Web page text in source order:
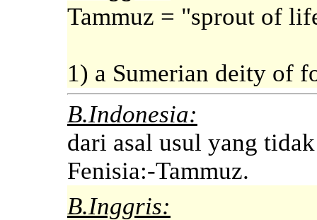
Tammuz = "sprout of
1) a Sumerian deity of
B.Indonesia:
dari asal usul yang
Fenisia:-Tammuz.
B.Inggris: